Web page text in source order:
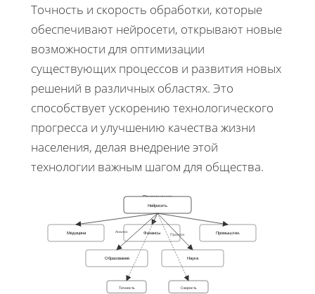
Точность и скорость обработки, которые
обеспечивают нейросети, открывают новые
возможности для оптимизации
существующих процессов и развития новых
решений в различных областях. Это
способствует ускорению технологического
прогресса и улучшению качества жизни
населения, делая внедрение этой
технологии важным шагом для общества.
Применение
Нейросеть
Медицина Финансы Промышлен.
Образование Наука
Точность Скорость
Анализ
Прогноз